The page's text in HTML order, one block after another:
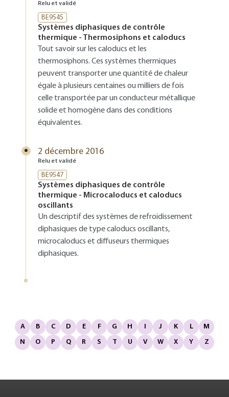
Relu et validé
BE9545
Systèmes diphasiques de contrôle
thermique - Thermosiphons et caloducs
Tout savoir sur les caloducs et les
thermosiphons. Ces systèmes thermiques
peuvent transporter une quantité de chaleur
égale à plusieurs centaines ou milliers de fois
celle transportée par un conducteur métallique
solide et homogène dans des conditions
équivalentes.
2 décembre 2016
Relu et validé
BE9547
Systèmes diphasiques de contrôle
thermique - Microcaloducs et caloducs
oscillants
Un descriptif des systèmes de refroidissement
diphasiques de type caloducs oscillants,
microcaloducs et diffuseurs thermiques
diphasiques.
A B C D E F G H I J K L
M
N
O P Q R S T U V W X Y Z